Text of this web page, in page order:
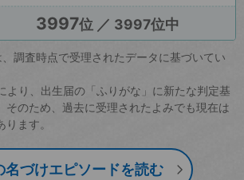
3997位 ／ 3997位中
調査時点で受理されたデータに基づいてい
より、出生届の「ふりがな」に新たな判定基
そのため、過去に受理されたよみでも現在は
ます。
名づけエピソードを読む